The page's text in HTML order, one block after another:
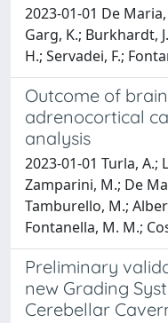
2023-01-01 De
Garg, K.; Burkhardt,
H.; Servadei, F.;
Outcome of
adrenocortical
analysis
2023-01-01 Turla, A.;
Zamparini, M.; De
Tamburello, M.;
Fontanella, M. M.;
Preliminary
new Grading
Cerebellar